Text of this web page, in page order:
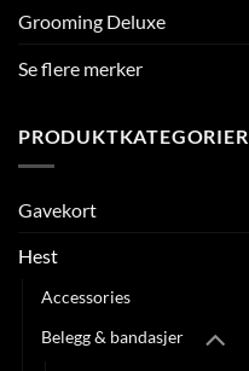
Grooming Deluxe
Se flere merker
PRODUKTKATEGORIER
Gavekort
Hest
Accessories
Belegg & bandasjer